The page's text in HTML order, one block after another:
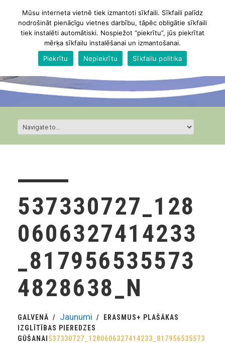
537330727_128
0606327414233
_817956535573
4828638_N
GALVENĀ Jaunumi
ERASMUS+ PLAŠĀKAS
IZGLĪTĪBAS PIEREDZES
GŪŠANAI 537330727_1280606327414233_817956535573
Mūsu interneta vietnē tiek izmantoti sīkfaili. Sīkfaili palīdz
nodrošināt pienācīgu vietnes darbību, tāpēc obligātie sīkfaili
tiek instalēti automātiski. Nospiežot “piekrītu”, jūs piekrītat
mērķa sīkfailu instalēšanai un izmantošanai.
Piekrītu
Nepiekrītu Sīkfailu politika